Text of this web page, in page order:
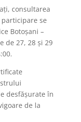
consultarea
se
Botoşani –
de 27, 28 și 29
desfășurate în
de la